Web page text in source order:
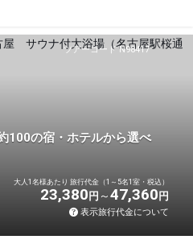
ツアーコード N98417
の宿・ホテルから選べ
大人1名様あたり 旅行代金（1～5名1室・税込）
23,380 円 47,360 円
表示旅行代金について